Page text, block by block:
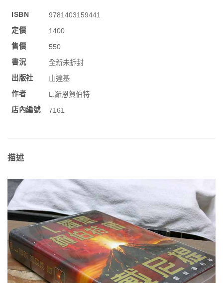
ISBN
9781403159441
定價
1400
售價
550
書況
全新未拆封
出版社
山達基
作者
L.羅恩賀伯特
店內編號
7161
描述